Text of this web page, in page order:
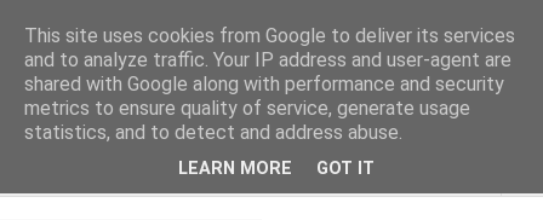
L'Avvenire dei lavoratori
Cultura
This site uses cookies from Google to deliver its services
and to analyze traffic. Your IP address and user-agent are
shared with Google along with performance and security
metrics to ensure quality of service, generate usage
statistics, and to detect and address abuse.
LEARN MORE GOT IT